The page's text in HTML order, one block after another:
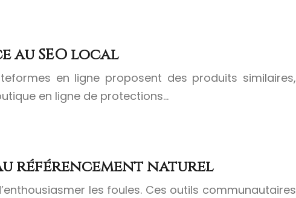
au SEO local
en ligne proposent des produits similaires,
en ligne de protections…
référencement naturel
les foules. Ces outils communautaires